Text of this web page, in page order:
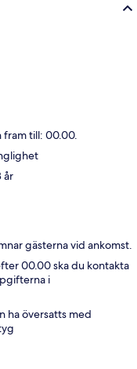
fram till: 00.00.
år
gästerna vid ankomst.
00.00 ska du kontakta
i
ha översatts med